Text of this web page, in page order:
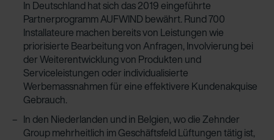
In Deutschland hat sich das 2019 eingeführte
Partnerprogramm AUFWIND bewährt. Rund 700
Installateure machen bereits von Leistungen wie
priorisierte Bearbeitung von Anfragen, Involvierung bei
der Weiterentwicklung von Produkten und
Serviceleistungen oder individualisierte
Werbemassnahmen für eine effektivere Kundenakquise
Gebrauch.
In den Niederlanden und in Belgien, wo die Zehnder
Group mehrheitlich im Geschäftsfeld Lüftungen tätig ist,